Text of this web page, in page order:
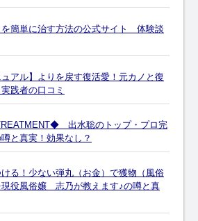
を簡単に治す方法の公式サイト 体験談
ュアル】よりを戻す復活愛！元カノと復
践者の口コミ
出水聡のトップ・プロ完
と真実！効果なし？
る！少ない弾丸（お金）で獲物（風俗
現役風俗嬢 志乃が教えます♪の噂と真